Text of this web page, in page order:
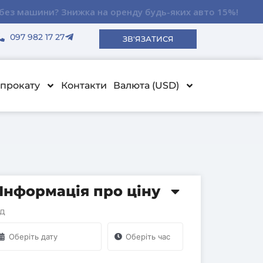
авто!
авто!
авто!
097 982 17 27 ЗВ'ЯЗАТИСЯ
Контакти Валюта (USD)
Інформація про ціну